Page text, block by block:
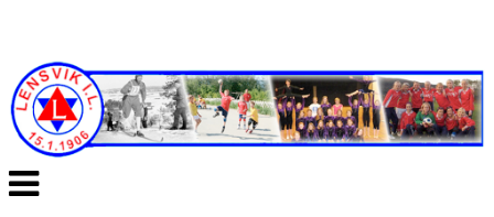
Veksle
navigasjon